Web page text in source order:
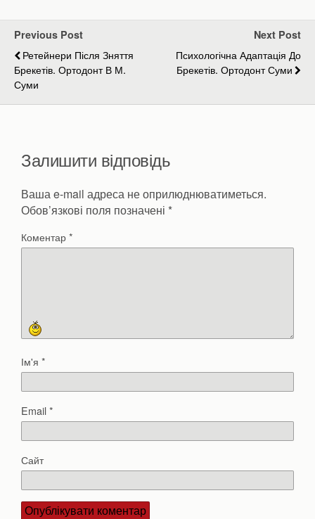
Previous Post
Ретейнери Після Зняття
Брекетів. Ортодонт В М.
Суми
Next Post
Психологічна Адаптація До
Брекетів. Ортодонт Суми
Залишити відповідь
Ваша e-mail адреса не оприлюднюватиметься.
Обов’язкові поля позначені *
Коментар*
Ім'я *
Email*
Сайт